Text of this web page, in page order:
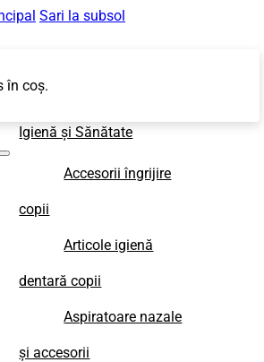
Sari la subsol
Igienă și Sănătate
Accesorii îngrijire
copii
Articole igienă
dentară copii
Aspiratoare nazale
și accesorii
în coș.